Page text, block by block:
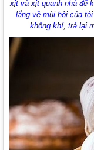
xịt và xịt quanh nhà để
lắng về mùi hôi của
không khí, trả lại